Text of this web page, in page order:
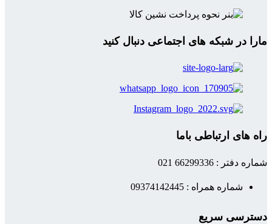
مارا در شبکه های اجتماعی دنبال کنید
راه های ارتباطی باما
شماره دفتر : 66299336 021
شماره همراه : 09374142445
دسترسی سریع